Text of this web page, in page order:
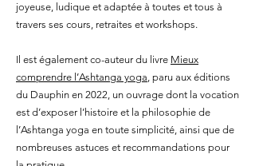
joyeuse, ludique et adaptée à toutes et tous à
travers ses cours, retraites et workshops.
Il est également co-auteur du livre Mieux
comprendre l’Ashtanga yoga, paru aux éditions
du Dauphin en 2022, un ouvrage dont la vocation
est d’exposer l’histoire et la philosophie de
l’Ashtanga yoga en toute simplicité, ainsi que de
nombreuses astuces et recommandations pour